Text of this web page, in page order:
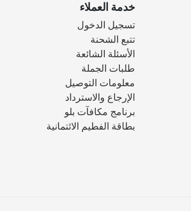
خدمة العملاء
تسجيل الدخول
تتبع الشحنة
الأسئلة الشائعة
طلبات الجملة
معلومات التوصيل
الإرجاع والاسترداد
برنامج مكافآت بلو
بطاقة الفطيم الائتمانية